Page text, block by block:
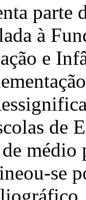
parte
à
e
de
se